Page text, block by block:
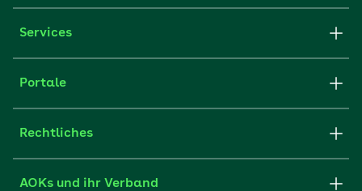
Services
Portale
Rechtliches
AOKs und ihr Verband